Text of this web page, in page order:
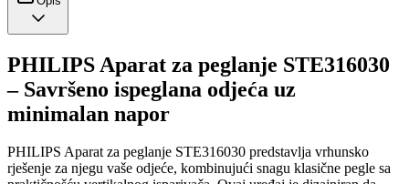
PHILIPS Aparat za peglanje STE316030
– Savršeno ispeglana odjeća uz
minimalan napor
PHILIPS Aparat za peglanje STE316030 predstavlja vrhunsko
rješenje za njegu vaše odjeće, kombinujući snagu klasične pegle sa